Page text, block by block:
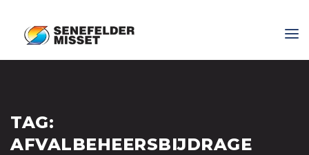
TAG:
AFVALBEHEERSBIJDRAGE